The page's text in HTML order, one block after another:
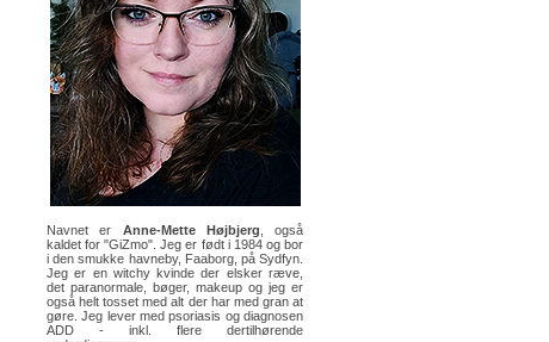
Navnet er Anne-Mette Højbjerg , også
kaldet for "GiZmo". Jeg er født i 1984 og bor
i den smukke havneby, Faaborg, på Sydfyn.
Jeg er en witchy kvinde der elsker ræve,
det paranormale, bøger, makeup og jeg er
også helt tosset med alt der har med gran at
gøre. Jeg lever med psoriasis og diagnosen
ADD - inkl. flere dertilhørende